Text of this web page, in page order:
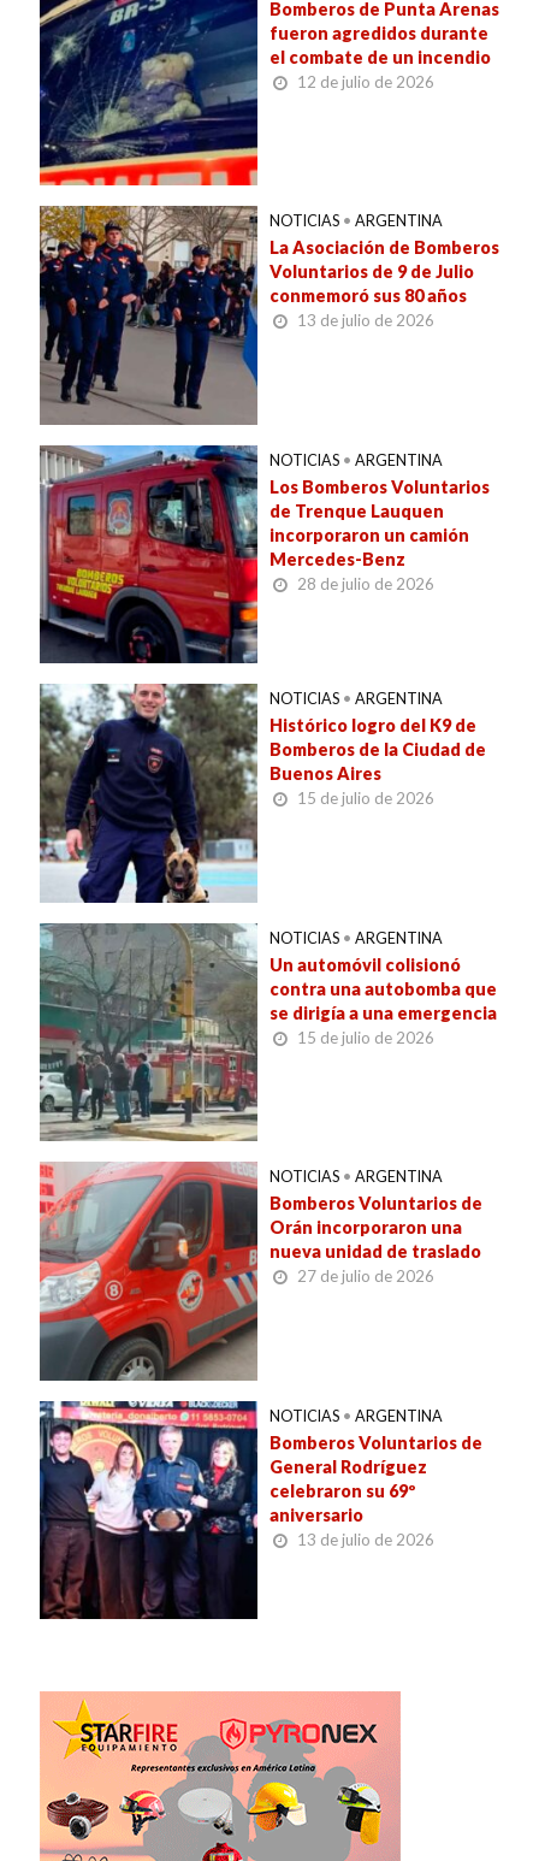
Bomberos de Punta Arenas
fueron agredidos durante
el combate de un incendio
12 de julio de 2026
NOTICIAS • ARGENTINA
La Asociación de Bomberos
Voluntarios de 9 de Julio
conmemoró sus 80 años
13 de julio de 2026
NOTICIAS • ARGENTINA
Los Bomberos Voluntarios
de Trenque Lauquen
incorporaron un camión
Mercedes-Benz
28 de julio de 2026
NOTICIAS • ARGENTINA
Histórico logro del K9 de
Bomberos de la Ciudad de
Buenos Aires
15 de julio de 2026
NOTICIAS • ARGENTINA
Un automóvil colisionó
contra una autobomba que
se dirigía a una emergencia
15 de julio de 2026
NOTICIAS • ARGENTINA
Bomberos Voluntarios de
Orán incorporaron una
nueva unidad de traslado
27 de julio de 2026
NOTICIAS • ARGENTINA
Bomberos Voluntarios de
General Rodríguez
celebraron su 69º
aniversario
13 de julio de 2026